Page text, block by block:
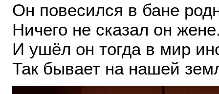
Он повесился в бане
Ничего не сказал он
И ушёл он тогда в мир
Так бывает на нашей